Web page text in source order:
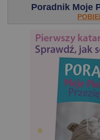
Poradnik Moje